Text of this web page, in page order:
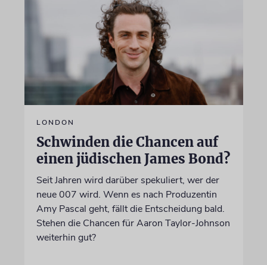
LONDON
Schwinden die Chancen auf
einen jüdischen James Bond?
Seit Jahren wird darüber spekuliert, wer der
neue 007 wird. Wenn es nach Produzentin
Amy Pascal geht, fällt die Entscheidung bald.
Stehen die Chancen für Aaron Taylor-Johnson
weiterhin gut?